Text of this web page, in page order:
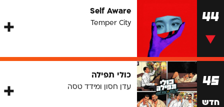
44
Self Aware
Temper City
45
חדש
כולי תפילה
עדן חסון ומידד טסה